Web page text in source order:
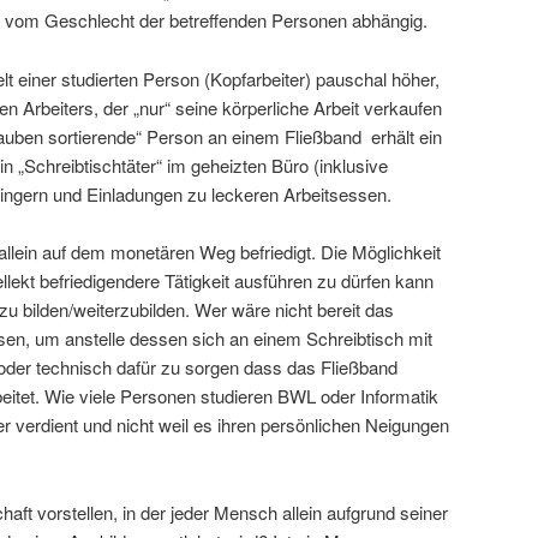
Geschlecht der betreffenden Personen abhängig.
einer studierten Person (Kopfarbeiter) pauschal höher,
Arbeiters, der „nur“ seine körperliche Arbeit verkaufen
sortierende“ Person an einem Fließband erhält ein
„Schreibtischtäter“ im geheizten Büro (inklusive
und Einladungen zu leckeren Arbeitsessen.
auf dem monetären Weg befriedigt. Die Möglichkeit
befriedigendere Tätigkeit ausführen zu dürfen kann
bilden/weiterzubilden. Wer wäre nicht bereit das
um anstelle dessen sich an einem Schreibtisch mit
technisch dafür zu sorgen dass das Fließband
Wie viele Personen studieren BWL oder Informatik
verdient und nicht weil es ihren persönlichen Neigungen
vorstellen, in der jeder Mensch allein aufgrund seiner